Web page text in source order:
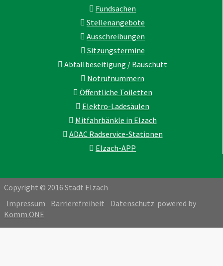
Fundsachen
Stellenangebote
Ausschreibungen
Sitzungstermine
Abfallbeseitigung / Bauschutt
Notrufnummern
Öffentliche Toiletten
Elektro-Ladesäulen
Mitfahrbänkle in Elzach
ADAC Radservice-Stationen
Elzach-APP
Copyright © 2016 Stadt Elzach
Impressum
Barrierefreiheit Datenschutz powered by
Komm.ONE